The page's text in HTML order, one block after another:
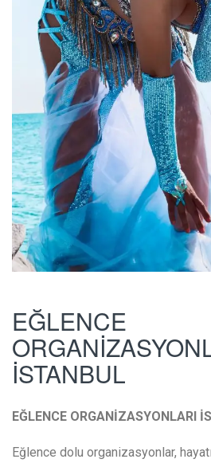
EĞLENCE
İSTANBUL
EĞLENCE ORGANİZASYONLARI
Eğlence dolu organizasyonlar,